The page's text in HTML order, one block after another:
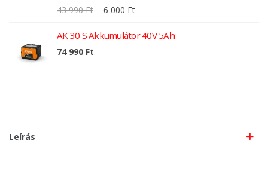
43 990 Ft
-6 000 Ft
AK 30 S Akkumulátor 40V 5Ah
74 990 Ft
Leírás